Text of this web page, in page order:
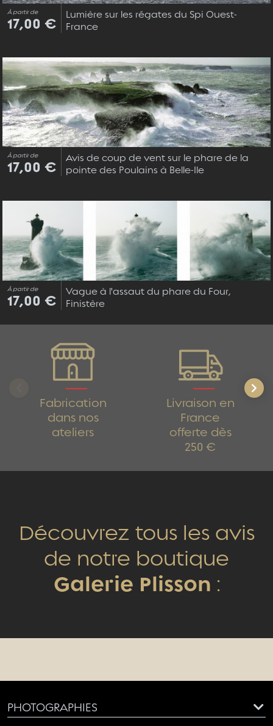
À partir de
17,00 €
Lumière sur les régates du Spi Ouest-
France
À partir de
17,00 €
Avis de coup de vent sur le phare de la
pointe des Poulains à Belle-Ile
À partir de
17,00 €
Vague à l'assaut du phare du Four,
Finistère
Fabrication
dans nos
ateliers
Livraison en
France
offerte dès
250 €
Découvrez tous les avis
de notre boutique
Galerie Plisson :
PHOTOGRAPHIES